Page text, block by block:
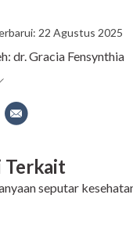
22 Agustus 2025